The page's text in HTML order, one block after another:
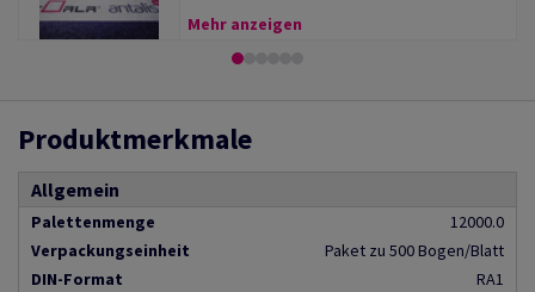
Mehr anzeigen
Produktmerkmale
Allgemein
Palettenmenge
12000.0
Verpackungseinheit
Paket zu 500 Bogen/Blatt
DIN-Format
RA1